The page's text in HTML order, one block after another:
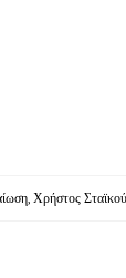
, Χρήστος